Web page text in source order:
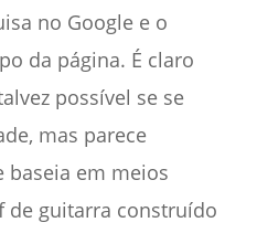
no Google e o
da página. É claro
possível se se
mas parece
baseia em meios
de guitarra construído